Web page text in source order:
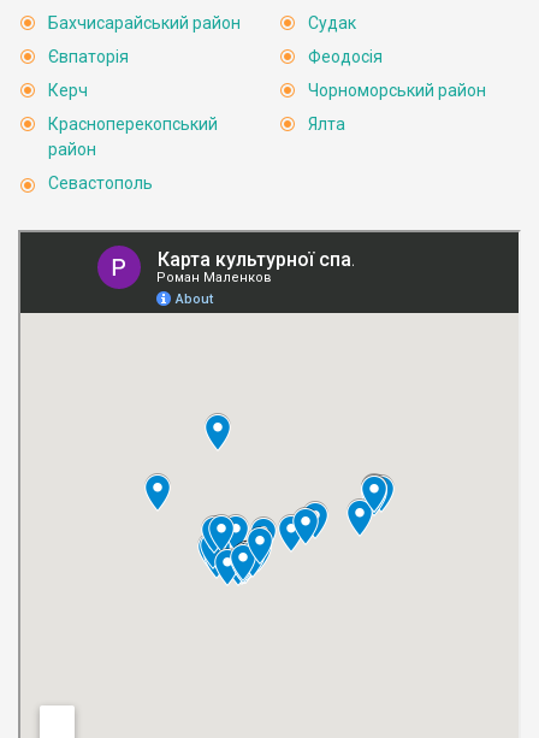
Бахчисарайський район
Євпаторія
Керч
Красноперекопський
район
Севастополь
Судак
Феодосія
Чорноморський район
Ялта